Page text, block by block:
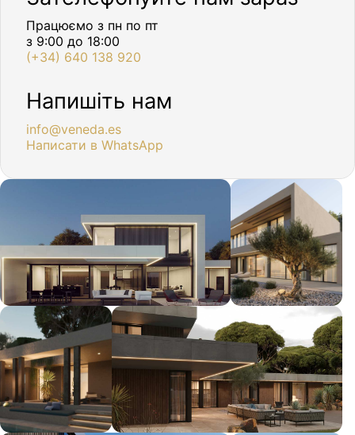
Працюємо з пн по пт
з 9:00 до 18:00
(+34) 640 138 920
Напишіть нам
info@veneda.es
Написати в WhatsApp